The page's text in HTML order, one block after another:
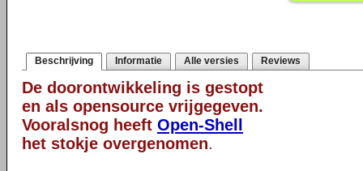
Beschrijving Informatie Alle versies Reviews
De doorontwikkeling is gestopt
en als opensource vrijgegeven.
Vooralsnog heeft Open-Shell
het stokje overgenomen.